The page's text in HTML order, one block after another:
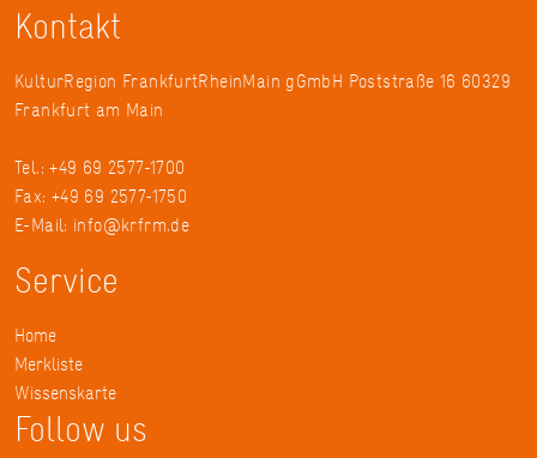
Kontakt
KulturRegion FrankfurtRheinMain gGmbH Poststraße 16 60329
Frankfurt am Main
Tel.: +49 69 2577-1700
Fax: +49 69 2577-1750
E-Mail: info@krfrm.de
Service
Home
Merkliste
Wissenskarte
Follow us